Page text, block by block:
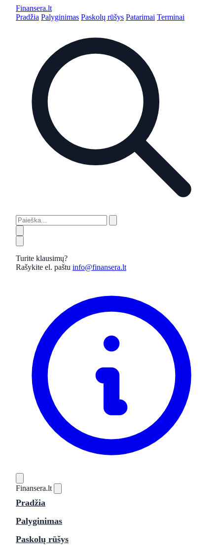
Finansera.lt
Pradžia Palyginimas Paskolų rūšys Patarimai Terminai
Turite klausimų?
Rašykite el. paštu info@finansera.lt
Finansera.lt
Pradžia
Palyginimas
Paskolų rūšys